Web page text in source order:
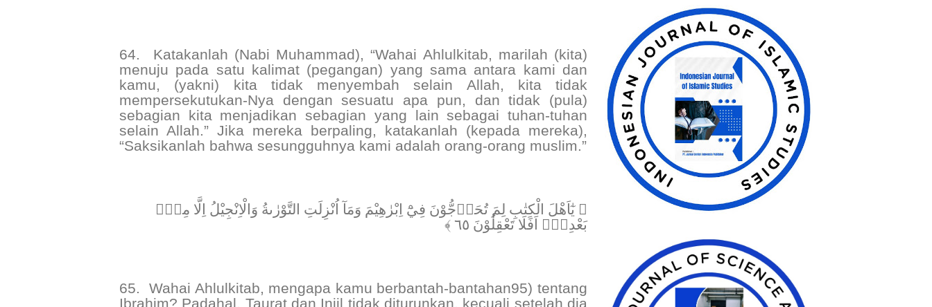
64.
Katakanlah (Nabi Muhammad), “Wahai Ahlulkitab, marilah (kita)
menuju pada satu kalimat (pegangan) yang sama antara kami dan
kamu, (yakni) kita tidak menyembah selain Allah, kita tidak
mempersekutukan-Nya dengan sesuatu apa pun, dan tidak (pula)
sebagian kita menjadikan sebagian yang lain sebagai tuhan-tuhan
selain Allah.” Jika mereka berpaling, katakanlah (kepada mereka),
“Saksikanlah bahwa sesungguhnya kami adalah orang-orang muslim.”
﴿ يٰٓاَهْلَ الْكِتٰبِ لِمَ تُحَاۤجُّوْنَ فِيْٓ اِبْرٰهِيْمَ وَمَآ اُنْزِلَتِ التَّوْرٰىةُ وَالْاِنْجِيْلُ اِلَّا مِنْۢ
بَعْدِهٖۗ اَفَلَا تَعْقِلُوْنَ ٦٥ ﴾
65.
Wahai Ahlulkitab, mengapa kamu berbantah-bantahan95) tentang
Ibrahim? Padahal, Taurat dan Injil tidak diturunkan, kecuali setelah dia